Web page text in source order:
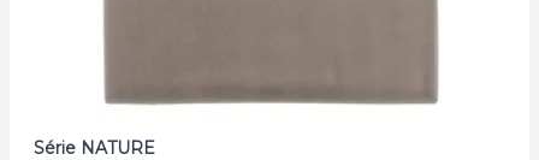
Série NATURE